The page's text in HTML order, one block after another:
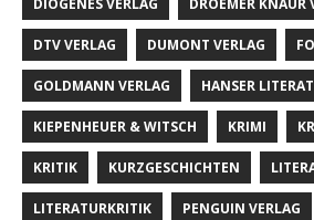
DIOGENES VERLAG DROEMER KNAUR
DTV VERLAG DUMONT VERLAG
GOLDMANN VERLAG HANSER
KIEPENHEUER & WITSCH KRIMI
KRITIK KURZGESCHICHTEN
LITERATURKRITIK PENGUIN VERLAG